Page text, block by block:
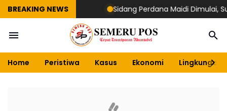
BREAKING NEWS Sidang Perdana Maidi Dimulai,
Home Peristiwa Kasus Ekonomi Lingkungan